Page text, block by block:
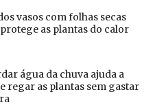
vasos com folhas secas
as plantas do calor
água da chuva ajuda a
regar as plantas sem gastar